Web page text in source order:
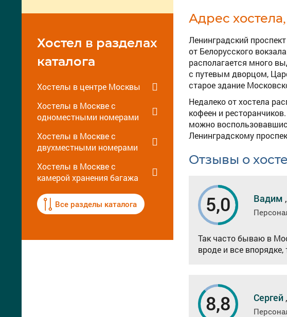
Хостел в разделах
каталога
Хостелы в центре Москвы
Хостелы в Москве с
одноместными номерами
Хостелы в Москве с
двухместными номерами
Хостелы в Москве с
камерой хранения багажа
Все разделы каталога
Адрес
Ленинградский
от Белорусского
располагается много
с путевым дворцом,
старое здание
Недалеко от хостела
кофеен и
можно
Ленинградскому
Отзывы о
5,0 Вадим ,
Так часто бываю в
вроде и все впорядке,
8,8 Сергей ,